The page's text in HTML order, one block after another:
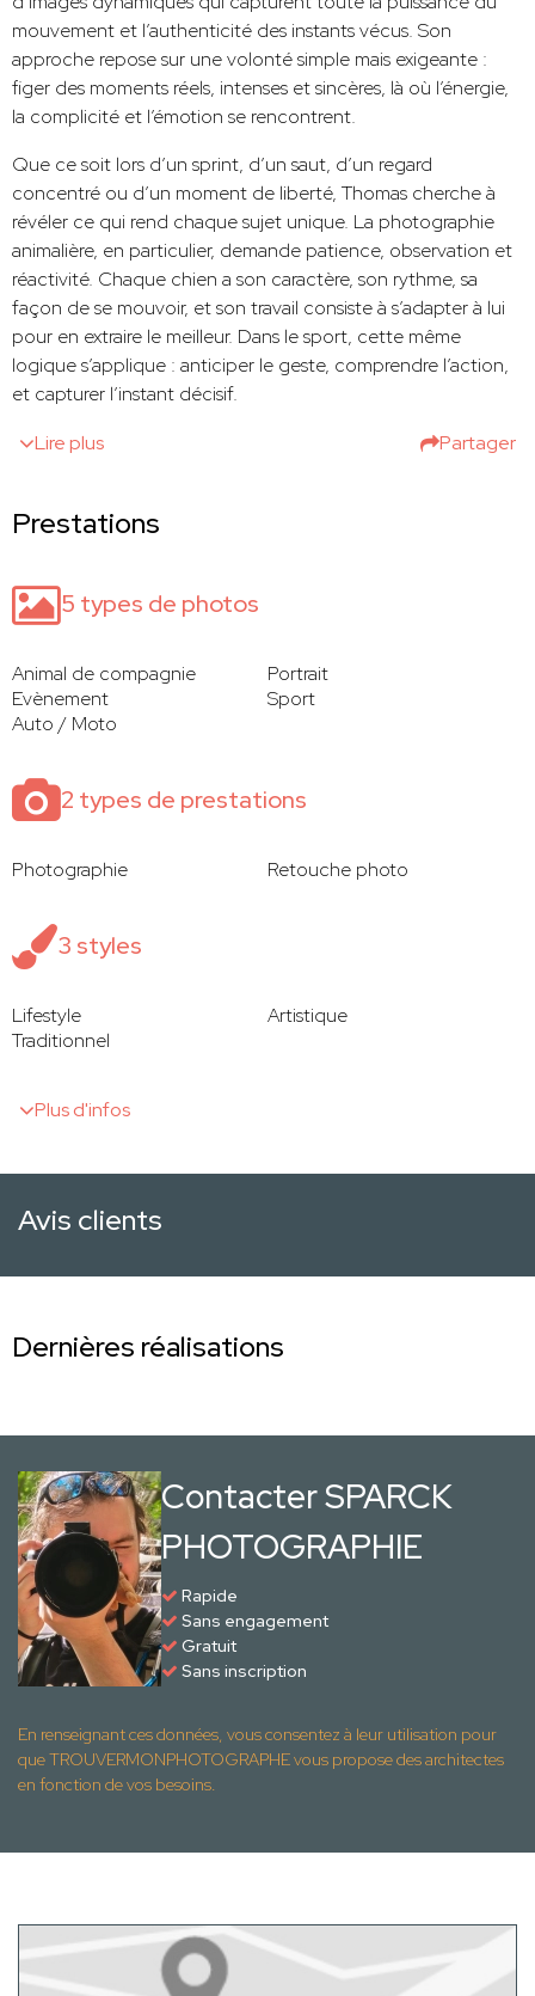
mouvement et l’authenticité des instants vécus. Son
approche repose sur une volonté simple mais exigeante :
figer des moments réels, intenses et sincères, là où l’énergie,
la complicité et l’émotion se rencontrent.
Que ce soit lors d’un sprint, d’un saut, d’un regard
concentré ou d’un moment de liberté, Thomas cherche à
révéler ce qui rend chaque sujet unique. La photographie
animalière, en particulier, demande patience, observation et
réactivité. Chaque chien a son caractère, son rythme, sa
façon de se mouvoir, et son travail consiste à s’adapter à lui
pour en extraire le meilleur. Dans le sport, cette même
logique s’applique : anticiper le geste, comprendre l’action,
et capturer l’instant décisif.
Lire plus
Partager
Prestations
5 types de photos
Animal de compagnie
Portrait
Evènement
Sport
Auto / Moto
2 types de prestations
Photographie Retouche photo
3 styles
Lifestyle
Artistique
Traditionnel
Plus d'infos
Avis clients
Dernières réalisations
Contacter SPARCK
PHOTOGRAPHIE
Rapide
Sans engagement
Gratuit
Sans inscription
En renseignant ces données, vous consentez à leur utilisation pour
que TROUVERMONPHOTOGRAPHE vous propose des architectes
en fonction de vos besoins.